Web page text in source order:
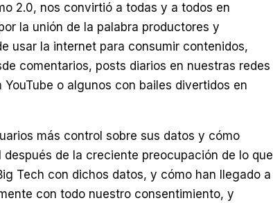
2.0, nos convirtió a todas y a todos en
la unión de la palabra productores y
usar la internet para consumir contenidos,
comentarios, posts diarios en nuestras redes
o algunos con bailes divertidos en
más control sobre sus datos y cómo
de la creciente preocupación de lo que
Tech con dichos datos, y cómo han llegado a
con todo nuestro consentimiento, y